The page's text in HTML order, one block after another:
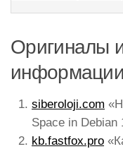
Оригиналы
siberoloji.com
Space in Debian
kb.fastfox.pro